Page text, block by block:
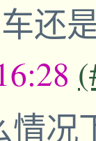
还
情况